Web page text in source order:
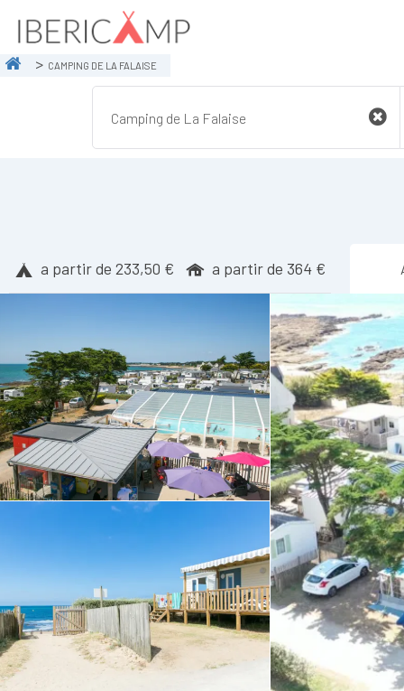
CAMPING DE LA FALAISE
a partir de 233,50 € a partir de 364 €